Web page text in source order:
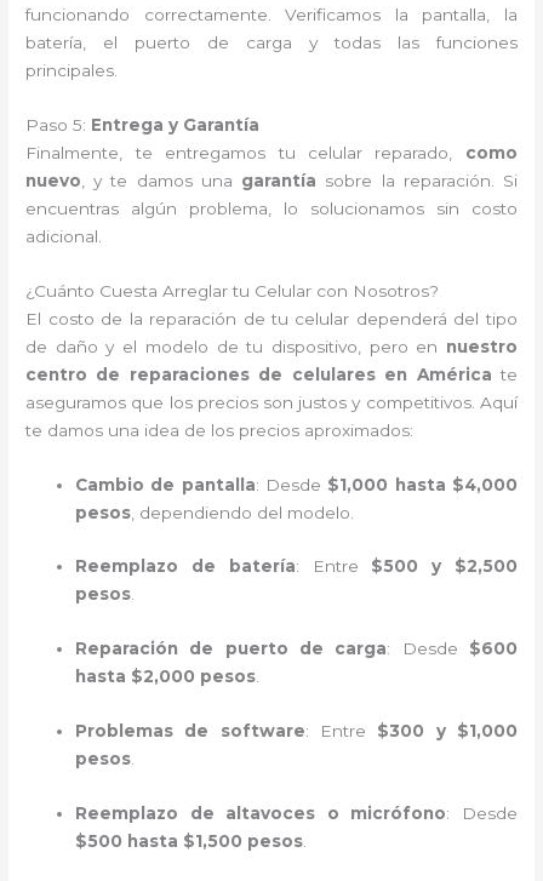
funcionando correctamente. Verificamos la pantalla, la
batería, el puerto de carga y todas las funciones
principales.
Paso 5: Entrega y Garantía
Finalmente, te entregamos tu celular reparado, como
nuevo , y te damos una garantía sobre la reparación. Si
encuentras algún problema, lo solucionamos sin costo
adicional.
¿Cuánto Cuesta Arreglar tu Celular con Nosotros?
El costo de la reparación de tu celular dependerá del tipo
de daño y el modelo de tu dispositivo, pero en nuestro
centro de reparaciones de celulares en América te
aseguramos que los precios son justos y competitivos. Aquí
te damos una idea de los precios aproximados:
Cambio de pantalla: Desde $1,000 hasta $4,000
pesos , dependiendo del modelo.
Reemplazo de batería: Entre $500 y $2,500
pesos.
Reparación de puerto de carga: Desde $600
hasta $2,000 pesos.
Problemas de software: Entre $300 y $1,000
pesos
Reemplazo de altavoces o micrófono: Desde
$500 hasta $1,500 pesos